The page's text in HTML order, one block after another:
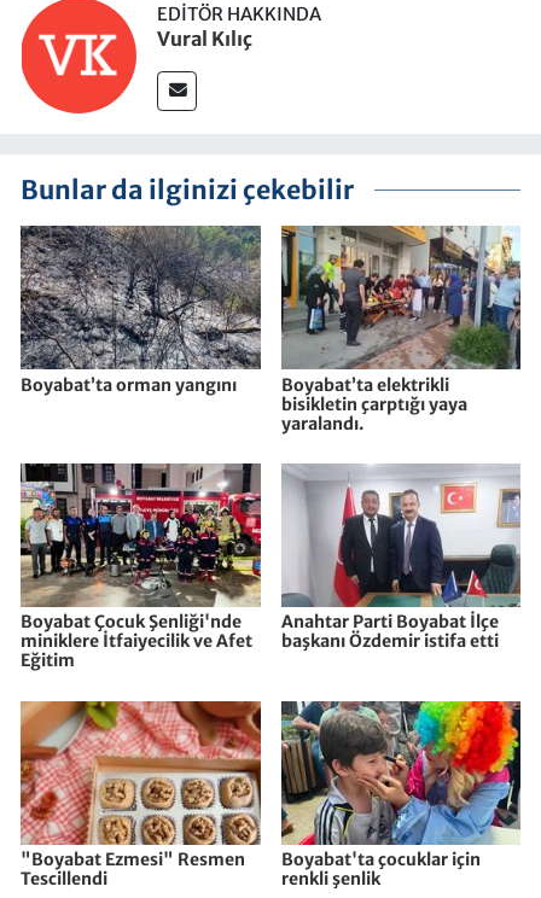
EDITÖR HAKKINDA
Vural Kılıç
Bunlar da ilginizi çekebilir
Boyabat’ta orman yangını
Boyabat’ta elektrikli
bisikletin çarptığı yaya
yaralandı.
Boyabat Çocuk Şenliği'nde
miniklere İtfaiyecilik ve Afet
Eğitim
Anahtar Parti Boyabat İlçe
başkanı Özdemir istifa etti
"Boyabat Ezmesi" Resmen
Tescillendi
Boyabat'ta çocuklar için
renkli şenlik